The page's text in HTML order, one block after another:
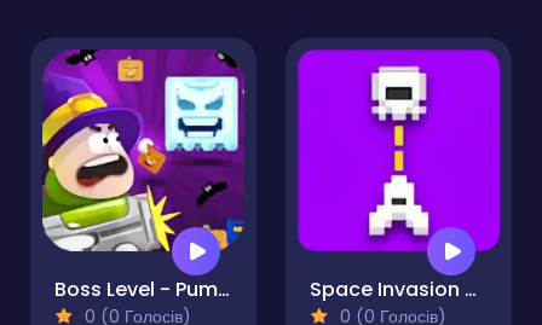
Boss Level - Pumpkin Madness
0 (0 Голосів)
Space Invasion Arcade
0 (0 Голосів)